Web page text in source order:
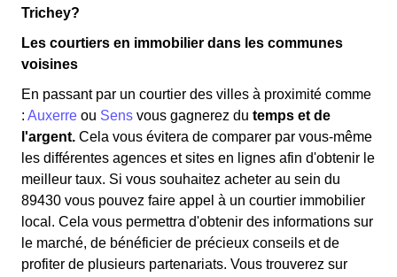
Trichey?
Les courtiers en immobilier dans les communes
voisines
En passant par un courtier des villes à proximité comme
: Auxerre ou Sens vous gagnerez du temps et de
l'argent. Cela vous évitera de comparer par vous-même
les différentes agences et sites en lignes afin d'obtenir le
meilleur taux. Si vous souhaitez acheter au sein du
89430 vous pouvez faire appel à un courtier immobilier
local. Cela vous permettra d'obtenir des informations sur
le marché, de bénéficier de précieux conseils et de
profiter de plusieurs partenariats. Vous trouverez sur